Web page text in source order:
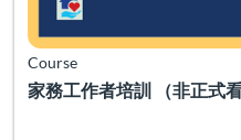
家務工作者培訓 （非正式看
Course